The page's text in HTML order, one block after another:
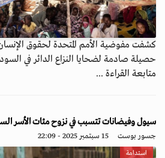
كشفت مفوضية الأمم المتحدة لحقوق
حصيلة صادمة لضحايا النزاع الدائر في
متابعة القراءة ...
سيول وفيضانات تتسبب في نزوح مئات الأسر
جسور بوست 15 سبتمبر 2025 - 22:09
استدامة